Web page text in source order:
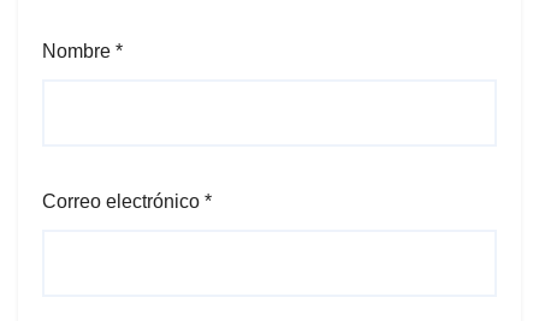
Nombre *
Correo electrónico *